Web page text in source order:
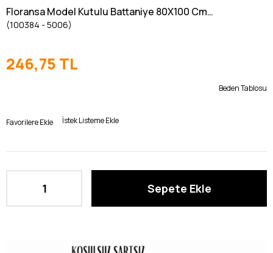
Floransa Model Kutulu Battaniye 80X100 Cm
Hardal Sarı
(100384 - 5006)
246,75 TL
Beden Tablosu
Favorilere Ekle İstek Listeme Ekle